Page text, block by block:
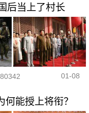
后当上了村长
80342 01-08
能授上将衔？